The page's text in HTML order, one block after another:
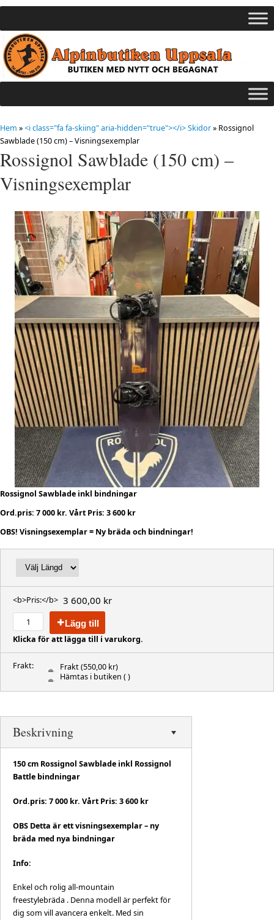
Hem »<i class="fa fa-skiing" aria-hidden="true"></i> Skidor» Rossignol
Sawblade (150 cm) – Visningsexemplar
Rossignol Sawblade (150 cm) –
Visningsexemplar
Rossignol Sawblade inkl bindningar
Ord.pris: 7 000 kr. Vårt Pris: 3 600 kr
OBS! Visningsexemplar = Ny bräda och bindningar!
<b>Pris:</b> 3 600,00 kr
Lägg till
Klicka för att lägga till i varukorg.
Frakt: Frakt(550,00 kr)
Hämtas i butiken ( )
Beskrivning
150 cm Rossignol Sawblade inkl Rossignol
Battle bindningar
Ord.pris: 7 000 kr. Vårt Pris: 3 600 kr
OBS Detta är ett visningsexemplar – ny
bräda med nya bindningar
Info:
Enkel och rolig all-mountain
freestylebräda . Denna modell är perfekt för
dig som vill avancera enkelt. Med sin